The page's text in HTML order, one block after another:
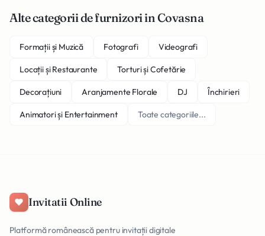
Alte categorii de furnizori in Covasna
Formații și Muzică Fotografi Videografi
Locații și Restaurante Torturi și Cofetărie
Decorațiuni Aranjamente Florale DJ Închirieri
Animatori și Entertainment Toate categoriile...
Invitatii Online
Platformă românească pentru invitații digitale